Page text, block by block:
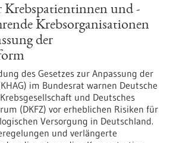
Krebspatientinnen und -
Krebsorganisationen
der
des Gesetzes zur Anpassung der
im Bundesrat warnen Deutsche
und Deutsches
(DKFZ) vor erheblichen Risiken für
Versorgung in Deutschland.
und verlängerte